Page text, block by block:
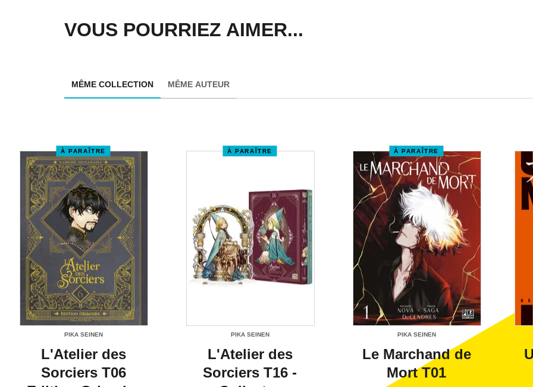
VOUS POURRIEZ AIMER...
MÊME COLLECTION MÊME AUTEUR
À PARAÎTRE
PIKA SEINEN
L'Atelier des
Sorciers T06
À PARAÎTRE
PIKA SEINEN
L'Atelier des
Sorciers T16 -
À PARAÎTRE
PIKA SEINEN
Le Marchand de
Mort T01